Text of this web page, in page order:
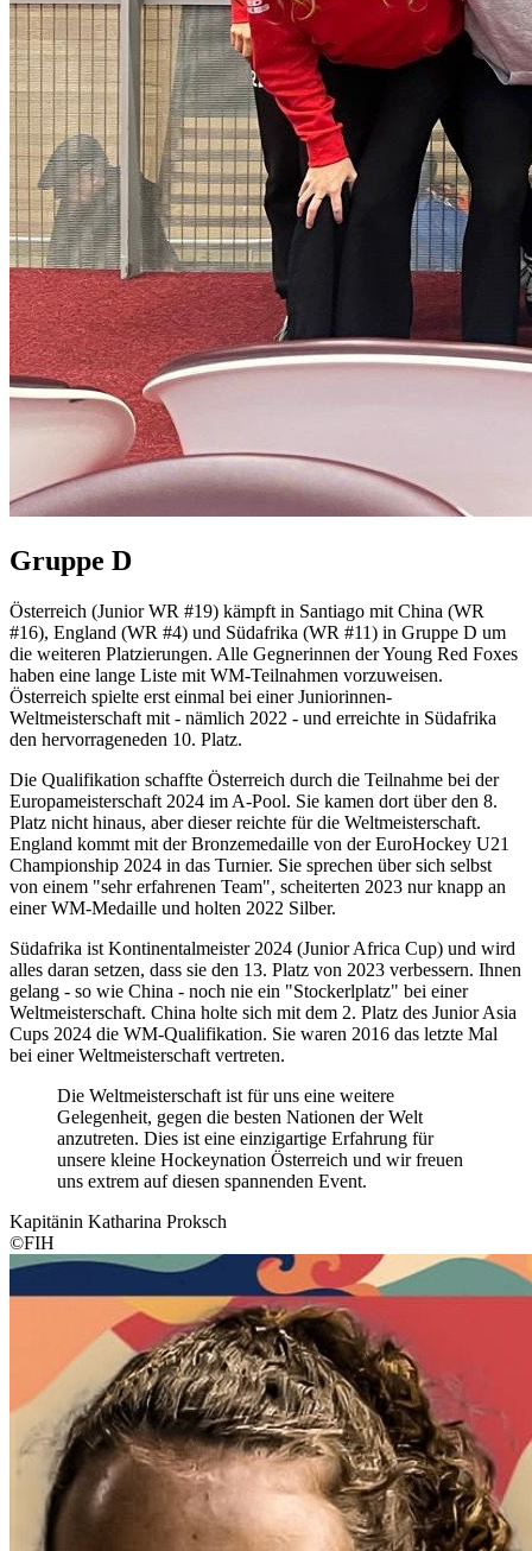
Gruppe D
Österreich (Junior WR #19) kämpft in Santiago mit China (WR
#16), England (WR #4) und Südafrika (WR #11) in Gruppe D um
die weiteren Platzierungen. Alle Gegnerinnen der Young Red Foxes
haben eine lange Liste mit WM-Teilnahmen vorzuweisen.
Österreich spielte erst einmal bei einer Juniorinnen-
Weltmeisterschaft mit - nämlich 2022 - und erreichte in Südafrika
den hervorrageneden 10. Platz.
Die Qualifikation schaffte Österreich durch die Teilnahme bei der
Europameisterschaft 2024 im A-Pool. Sie kamen dort über den 8.
Platz nicht hinaus, aber dieser reichte für die Weltmeisterschaft.
England kommt mit der Bronzemedaille von der EuroHockey U21
Championship 2024 in das Turnier. Sie sprechen über sich selbst
von einem "sehr erfahrenen Team", scheiterten 2023 nur knapp an
einer WM-Medaille und holten 2022 Silber.
Südafrika ist Kontinentalmeister 2024 (Junior Africa Cup) und wird
alles daran setzen, dass sie den 13. Platz von 2023 verbessern. Ihnen
gelang - so wie China - noch nie ein "Stockerlplatz" bei einer
Weltmeisterschaft. China holte sich mit dem 2. Platz des Junior Asia
Cups 2024 die WM-Qualifikation. Sie waren 2016 das letzte Mal
bei einer Weltmeisterschaft vertreten.
Die Weltmeisterschaft ist für uns eine weitere
Gelegenheit, gegen die besten Nationen der Welt
anzutreten. Dies ist eine einzigartige Erfahrung für
unsere kleine Hockeynation Österreich und wir freuen
uns extrem auf diesen spannenden Event.
Kapitänin Katharina Proksch
©FIH